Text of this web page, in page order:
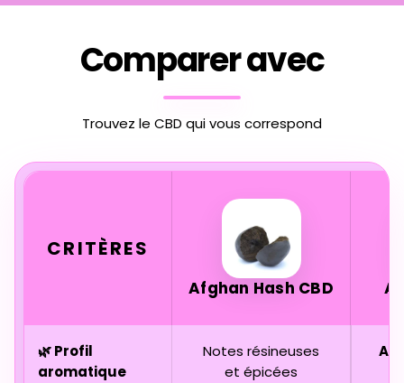
Comparer avec
Trouvez le CBD qui vous correspond
CRITÈRES
Afghan Hash CBD
🌿 Profil
aromatique
Notes résineuses
et épicées